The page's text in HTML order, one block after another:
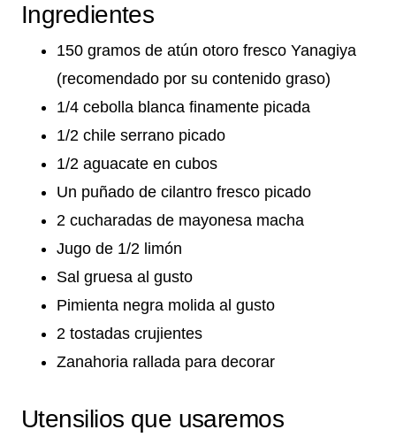
Ingredientes
150 gramos de atún otoro fresco Yanagiya
(recomendado por su contenido graso)
1/4 cebolla blanca finamente picada
1/2 chile serrano picado
1/2 aguacate en cubos
Un puñado de cilantro fresco picado
2 cucharadas de mayonesa macha
Jugo de 1/2 limón
Sal gruesa al gusto
Pimienta negra molida al gusto
2 tostadas crujientes
Zanahoria rallada para decorar
Utensilios que usaremos